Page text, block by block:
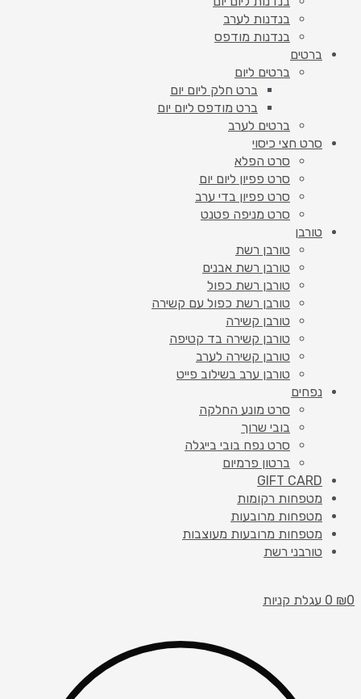
בנדנות לערב
בנדנות מודפס
ברטים
ברטים ליום
ברט חלק ליום יום
ברט מודפס ליום יום
ברטים לערב
סרט חצי כיסוי
סרט הפלא
סרט פפיון ליום יום
סרט פפיון בדי ערב
סרט מניפה פטנט
טורבן
טורבן רשת
טורבן רשת אבנים
טורבן רשת כפול
טורבן רשת כפול עם קשירה
טורבן קשירה
טורבן קשירה בד קטיפה
טורבן קשירה לערב
טורבן ערב בשילוב פייט
נפחים
סרט מונע החלקה
בובי שרוך
סרט נפח בובי בייגלה
ברטון פרמיום
GIFT CARD
מטפחות רקומות
מטפחות מרובעות
מטפחות מרובעות מעוצבות
טורבני רשת
₪0
0 עגלת קניות